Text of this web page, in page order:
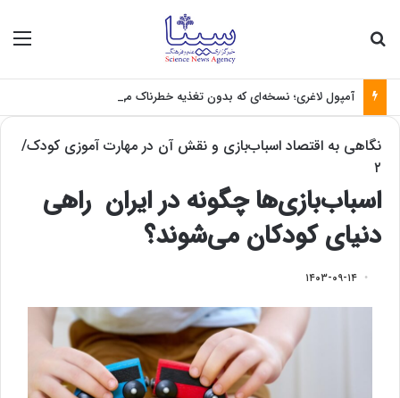
آمپول لاغری؛ نسخه‌ای که بدون تغذیه خطرناک می‌شود
نگاهی به اقتصاد اسباب‌بازی و نقش آن در مهارت آموزی کودک/
۲
اسباب‌بازی‌ها چگونه در ایران راهی
دنیای کودکان می‌شوند؟
۱۴۰۳-۰۹-۱۴